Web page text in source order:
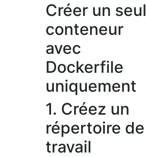
Créer un seul
conteneur
avec
Dockerfile
uniquement
1. Créez un
répertoire de
travail